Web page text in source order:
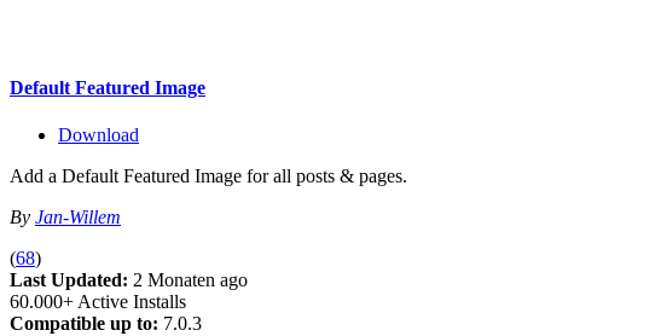
Default Featured Image
Download
Add a Default Featured Image for all posts & pages.
By Jan-Willem
(68)
Last Updated: 2 Monaten ago
60.000+ Active Installs
Compatible up to: 7.0.3